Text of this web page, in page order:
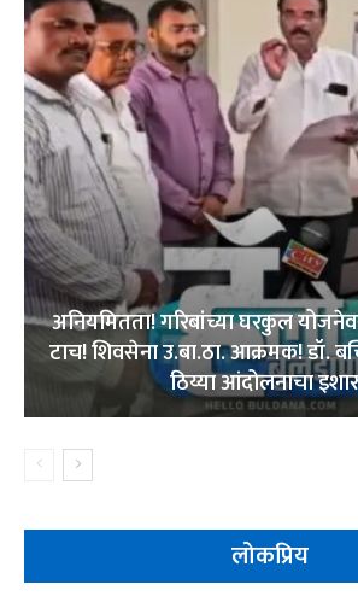
अनियमितता! गरिबांच्या घरकुल
टाच! शिवसेना उ.बा.ठा. आक्रमक! डॉ.
ठिय्या आंदोलनाचा
लोकप्रिय